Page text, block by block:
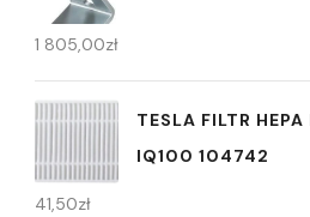
1 805,00zł
TESLA FILTR
IQ100 104742
41,50zł